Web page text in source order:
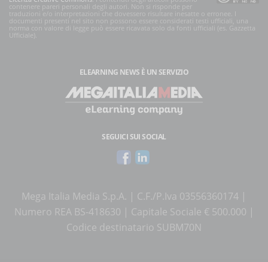
contenere pareri personali degli autori. Non si risponde per
traduzioni e/o interpretazioni che dovessero risultare inesatte o erronee. I
documenti presenti nel sito non possono essere considerati testi ufficiali, una
norma con valore di legge può essere ricavata solo da fonti ufficiali (es. Gazzetta
Ufficiale).
ELEARNING NEWS È UN SERVIZIO
SEGUICI SUI SOCIAL
Mega Italia Media S.p.A. | C.F./P.Iva 03556360174 |
Numero REA BS-418630 | Capitale Sociale € 500.000 |
Codice destinatario SUBM70N